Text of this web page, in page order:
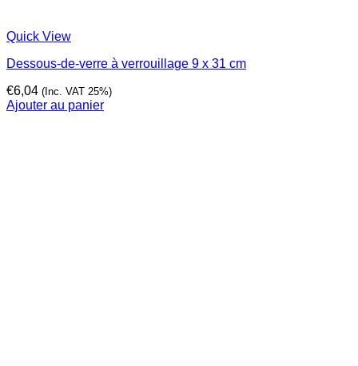
Quick View
Dessous-de-verre à verrouillage 9 x 31 cm
€6,04 (Inc. VAT 25%)
Ajouter au panier